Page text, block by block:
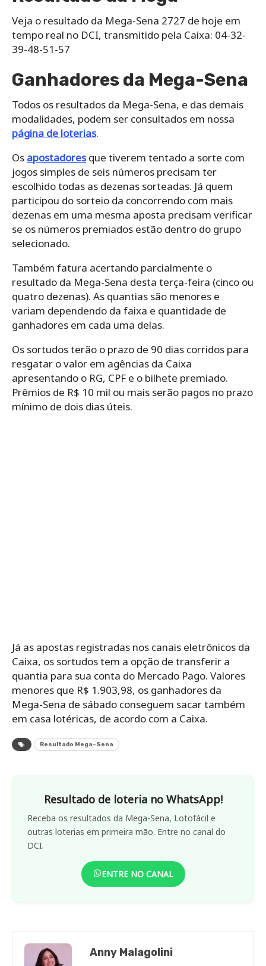
Veja o resultado da Mega-Sena 2727 de hoje em
tempo real no DCI, transmitido pela Caixa: 04-32-
39-48-51-57
Ganhadores da Mega-Sena
Todos os resultados da Mega-Sena, e das demais
modalidades, podem ser consultados em nossa
página de loterias.
Os apostadoresque tiverem tentado a sorte com
jogos simples de seis números precisam ter
escolhido todas as dezenas sorteadas. Já quem
participou do sorteio da concorrendo com mais
dezenas em uma mesma aposta precisam verificar
se os números premiados estão dentro do grupo
selecionado.
Também fatura acertando parcialmente o
resultado da Mega-Sena desta terça-feira (cinco ou
quatro dezenas). As quantias são menores e
variam dependendo da faixa e quantidade de
ganhadores em cada uma delas.
Os sortudos terão o prazo de 90 dias corridos para
resgatar o valor em agências da Caixa
apresentando o RG, CPF e o bilhete premiado.
Prêmios de R$ 10 mil ou mais serão pagos no prazo
mínimo de dois dias úteis.
Já as apostas registradas nos canais eletrônicos da
Caixa, os sortudos tem a opção de transferir a
quantia para sua conta do Mercado Pago. Valores
menores que R$ 1.903,98, os ganhadores da
Mega-Sena de sábado conseguem sacar também
em casa lotéricas, de acordo com a Caixa.
Resultado Mega-Sena
Resultado de loteria no WhatsApp!
Receba os resultados da Mega-Sena, Lotofácil e
outras loterias em primeira mão. Entre no canal do
DCI.
ENTRE NO CANAL
Anny Malagolini